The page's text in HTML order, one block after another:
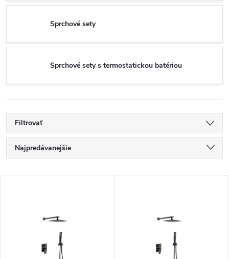
Sprchové sety
Sprchové sety s termostatickou batériou
Filtrovať
R
a
Najpredávanejšie